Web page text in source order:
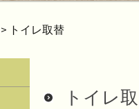
> トイレ取替
トイレ